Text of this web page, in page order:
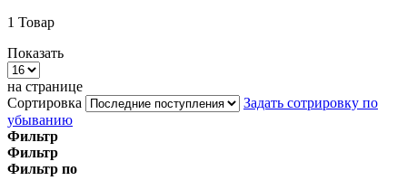
1 Товар
Показать
на странице
Сортировка
Задать сотрировку по
убыванию
Фильтр
Фильтр
Фильтр по